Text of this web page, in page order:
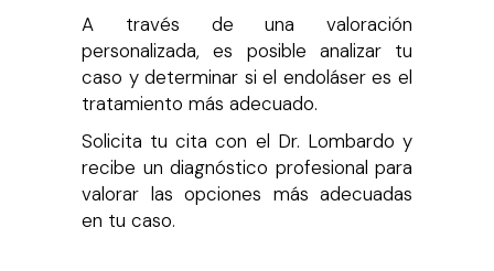
A través de una valoración
personalizada, es posible analizar tu
caso y determinar si el endoláser es el
tratamiento más adecuado.
Solicita tu cita con el Dr. Lombardo y
recibe un diagnóstico profesional para
valorar las opciones más adecuadas
en tu caso.